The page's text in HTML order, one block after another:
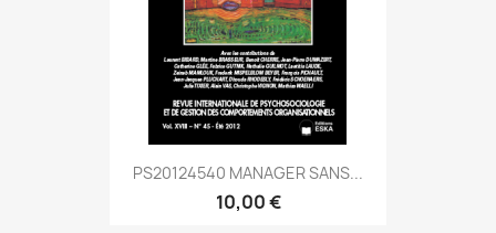
PS20124540 MANAGER SANS...
10,00 €